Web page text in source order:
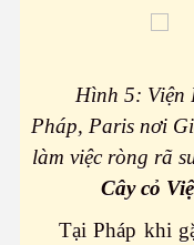
Hình 5: Viện
Pháp, Paris nơi
làm việc ròng rã
Cây cỏ
Tại Pháp khi